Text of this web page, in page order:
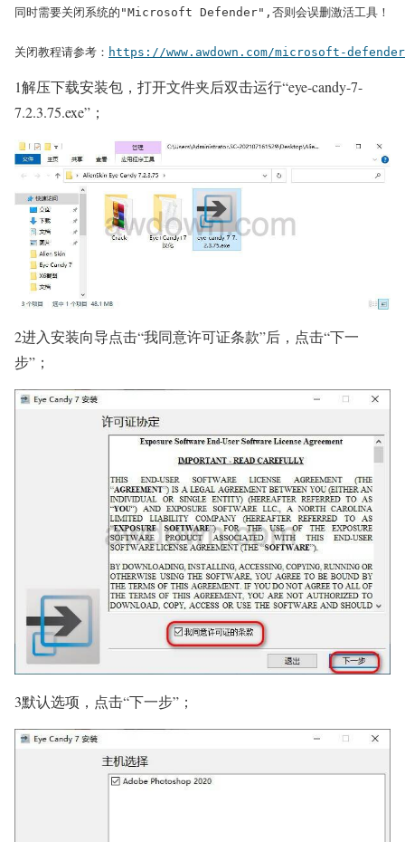
同时需要关闭系统的"Microsoft Defender",否则会误删激活工具！
关闭教程请参考： https://www.awdown.com/microsoft-
1解压下载安装包，打开文件夹后双击运行“eye-candy-7-
7.2.3.75.exe”；
2进入安装向导点击“我同意许可证条款”后，点击“下一
步”；
3默认选项，点击“下一步”；